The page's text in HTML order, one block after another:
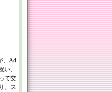
、Ad
、
て交
、ス